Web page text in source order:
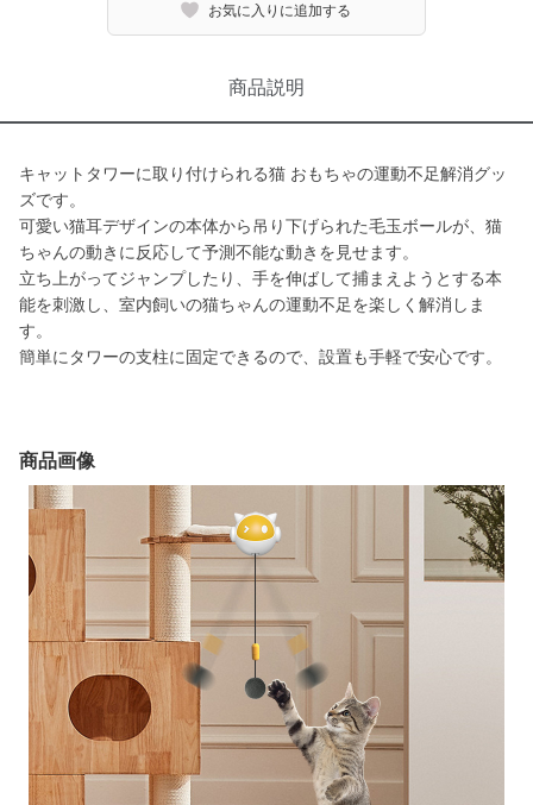
お気に入りに追加する
商品説明
キャットタワーに取り付けられる猫 おもちゃの運動不足解消グッ
ズです。
可愛い猫耳デザインの本体から吊り下げられた毛玉ボールが、猫
ちゃんの動きに反応して予測不能な動きを見せます。
立ち上がってジャンプしたり、手を伸ばして捕まえようとする本
能を刺激し、室内飼いの猫ちゃんの運動不足を楽しく解消しま
す。
簡単にタワーの支柱に固定できるので、設置も手軽で安心です。
商品画像